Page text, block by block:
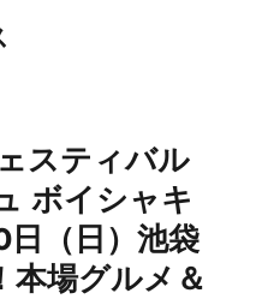
スティバル
ボイシャキ
（日）池袋
本場グルメ＆